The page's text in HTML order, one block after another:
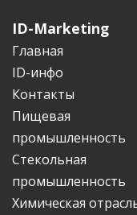
ID-Marketing
Главная
ID-инфо
Контакты
Пищевая
промышленность
Стекольная
промышленность
Химическая